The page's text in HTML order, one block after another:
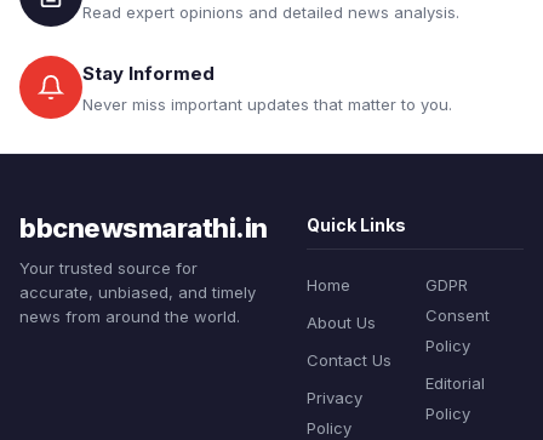
Read expert opinions and detailed news analysis.
Stay Informed
Never miss important updates that matter to you.
bbcnewsmarathi.in
Your trusted source for
accurate, unbiased, and timely
news from around the world.
Quick Links
Home
About Us
Contact Us
Privacy
Policy
GDPR
Consent
Policy
Editorial
Policy